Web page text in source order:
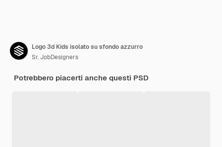
Logo 3d Kids isolato su sfondo azzurro
Sr. JobDesigners
Potrebbero piacerti anche questi PSD